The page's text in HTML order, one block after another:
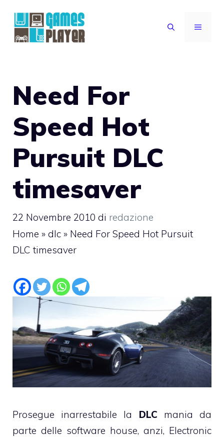
contenuto
MENU
Need For
Speed Hot
Pursuit DLC
timesaver
22 Novembre 2010 di redazione
Home » dlc » Need For Speed Hot Pursuit
DLC timesaver
Prosegue inarrestabile la DLC mania da
parte delle software house, anzi, Electronic